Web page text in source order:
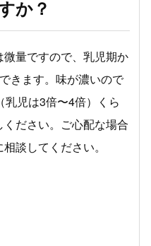
か？
量ですので、乳児期か
きます。味が濃いので
児は3倍〜4倍）くら
ださい。ご心配な場合
談してください。